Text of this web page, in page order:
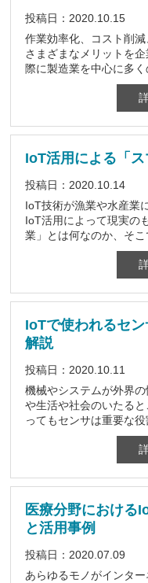
投稿日：2020.10.15
作業効率化、コスト削
さまざまなメリットを
際に製造業を中心に多
IoT活用による「
投稿日：2020.10.14
IoT技術が漁業や水産業
IoT活用によって現実の
業」とは何なのか、そ
IoTで使われるセ
解説
投稿日：2020.10.11
機械やシステムが外界
や生活や社会のいたる
ってもセンサは重要な
医療分野における
と活用事例
投稿日：2020.07.09
あらゆるモノがインタ